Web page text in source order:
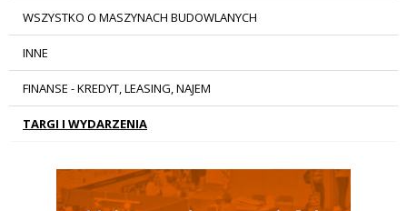
WSZYSTKO O MASZYNACH BUDOWLANYCH
INNE
FINANSE - KREDYT, LEASING, NAJEM
TARGI I WYDARZENIA